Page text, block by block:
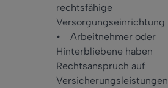
rechtsfähige
Versorgungseinrichtung
• Arbeitnehmer oder
Hinterbliebene haben
Rechtsanspruch auf
Versicherungsleistungen